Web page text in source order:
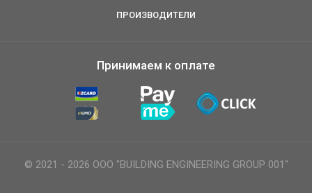
ПРОИЗВОДИТЕЛИ
Принимаем к оплате
© 2021 - 2026 ООО "BUILDING ENGINEERING GROUP 001"